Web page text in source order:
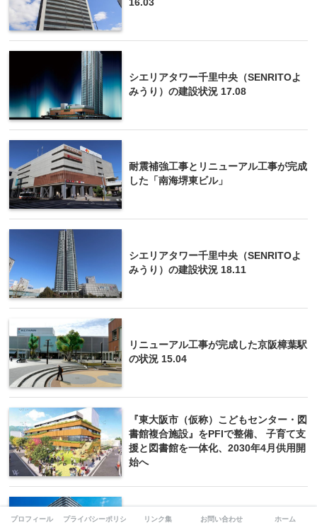
16.03
シエリアタワー千里中央（SENRITOよ
みうり）の建設状況 17.08
耐震補強工事とリニューアル工事が完成
した「南海堺東ビル」
シエリアタワー千里中央（SENRITOよ
みうり）の建設状況 18.11
リニューアル工事が完成した京阪樟葉駅
の状況 15.04
『東大阪市（仮称）こどもセンター・図
書館複合施設』をPFIで整備、 子育て支
援と図書館を一体化、2030年4月供用開
始へ
堺東駅前のジョルノビルの建て替え計
プロフィール プライバシーポリシー リンク集 お問い合わせ ホーム